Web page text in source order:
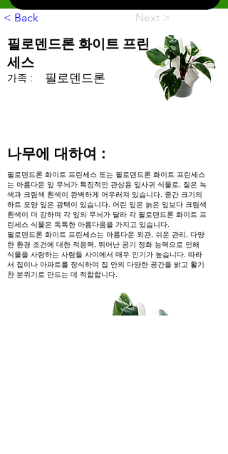
< Back Next >
필로덴드론 화이트 프린
세스
가족 : 필로덴드론
나무에 대하여 :
필로덴드론 화이트 프린세스 또는 필로덴드론 화이트 프린세스
는 아름다운 잎 무늬가 특징적인 관상용 잎사귀 식물로, 짙은 녹
색과 크림색 흰색이 완벽하게 어우러져 있습니다. 중간 크기의
하트 모양 잎은 광택이 있습니다. 어린 잎은 늙은 잎보다 크림색
흰색이 더 강하며 각 잎의 무늬가 달라 각 필로덴드론 화이트 프
린세스 식물은 독특한 아름다움을 가지고 있습니다.
필로덴드론 화이트 프린세스는 아름다운 외관, 쉬운 관리, 다양
한 환경 조건에 대한 적응력, 뛰어난 공기 정화 능력으로 인해
식물을 사랑하는 사람들 사이에서 매우 인기가 높습니다. 따라
서 집이나 아파트를 장식하여 집 안의 다양한 공간을 밝고 활기
찬 분위기로 만드는 데 적합합니다.